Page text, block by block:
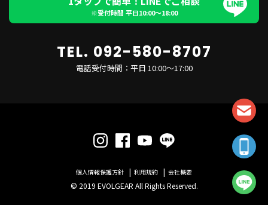
※受付時間 平日10:00〜18:00
TEL. 092-580-8707
電話受付時間：平日 10:00～17:00
個人情報保護方針 利用規約 会社概要
© 2019 EVOLGEAR All Rights Reserved.